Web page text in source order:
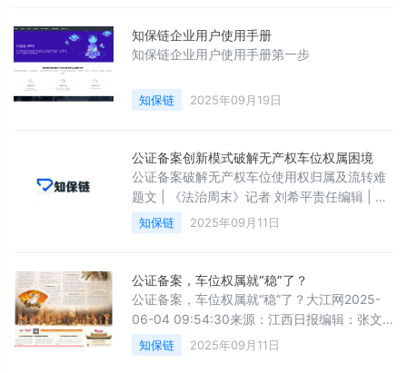
知保链企业用户使用手册
知保链企业用户使用手册第一步
知保链 2025年09月19日
公证备案创新模式破解无产权车位权属困境
公证备案破解无产权车位使用权归属及流转难
题文 | 《法治周末》记者 刘希平责任编辑 | 肖
莎全文约1600字，阅读约需5分钟 ◀近日，湖
南省长沙市芙蓉区银港水晶城小区居民张某在
份《车位使用权备案证明》。随着全国机动车
保有量不断增长，车位资源日益紧张。无产权
车位的使用权认定与流转问题逐渐凸显，成为
不少业主关注的焦点。为积极回应这一现实需
求，全国多地陆续探索推出
知保链 2025年09月11日
公证备案，车位权属就“稳”了？
公证备案，车位权属就“稳”了？大江网2025-
06-04 09:54:30来源：江西日报编辑：张文
静作者：万礼妍 曹智健[浏览字号：大小]
目前大部分小区的车位只有使用权，不具备产
知保链 2025年09月11日